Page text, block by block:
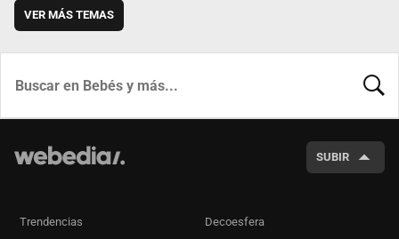
VER MÁS TEMAS
SUBIR
Trendencias Decoesfera